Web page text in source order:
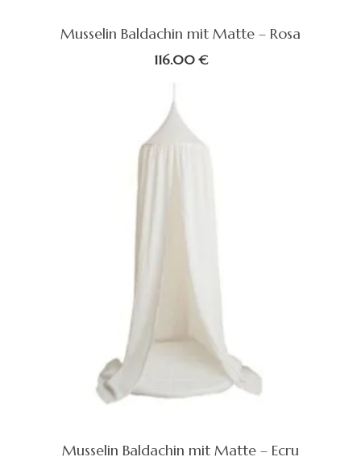
Musselin Baldachin mit Matte – Rosa
116.00€
Musselin Baldachin mit Matte – Ecru